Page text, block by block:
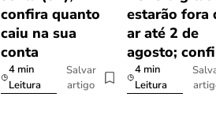
confira quanto
caiu na sua
conta
4 min
Leitura
Salvar
artigo
estarão fora
ar até 2 de
agosto;
4 min
Leitura